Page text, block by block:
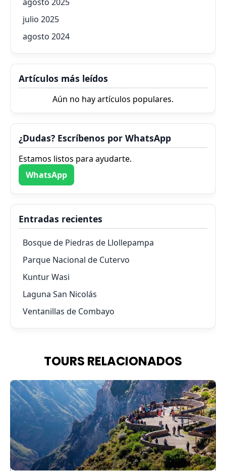
julio 2025
agosto 2024
Artículos más leídos
Aún no hay artículos populares.
¿Dudas? Escríbenos por WhatsApp
Estamos listos para ayudarte.
WhatsApp
Entradas recientes
Bosque de Piedras de Llollepampa
Parque Nacional de Cutervo
Kuntur Wasi
Laguna San Nicolás
Ventanillas de Combayo
TOURS RELACIONADOS